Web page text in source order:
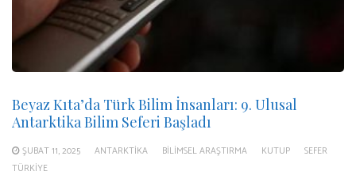
Beyaz Kıta’da Türk Bilim İnsanları: 9. Ulusal
Antarktika Bilim Seferi Başladı
ŞUBAT 11, 2025 ANTARKTIKA BILIMSEL ARAŞTIRMA KUTUP
SEFER
TÜRKIYE